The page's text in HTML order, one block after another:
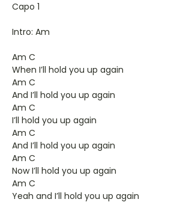
Capo 1
Intro: Am
Am C
When I’ll hold you up again
Am C
And I’ll hold you up again
Am C
I’ll hold you up again
Am C
And I’ll hold you up again
Am C
Now I’ll hold you up again
Am C
Yeah and I’ll hold you up again